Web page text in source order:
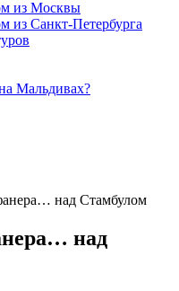
из Москвы
из Санкт-Петербурга
Мальдивах?
над Стамбулом
над